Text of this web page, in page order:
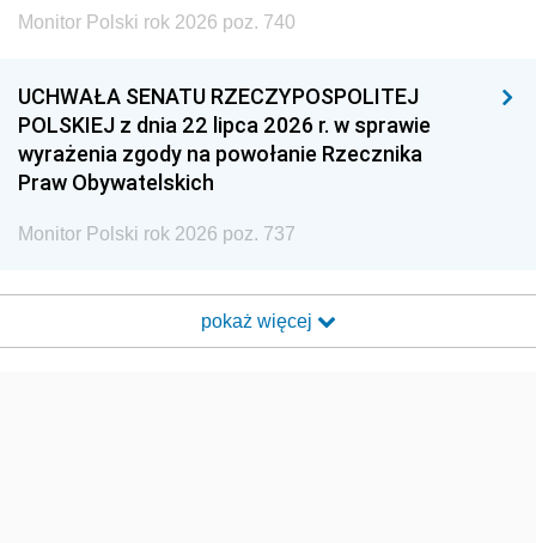
Monitor Polski rok 2026 poz. 740
UCHWAŁA SENATU RZECZYPOSPOLITEJ
POLSKIEJ z dnia 22 lipca 2026 r. w sprawie
wyrażenia zgody na powołanie Rzecznika
Praw Obywatelskich
Monitor Polski rok 2026 poz. 737
pokaż więcej